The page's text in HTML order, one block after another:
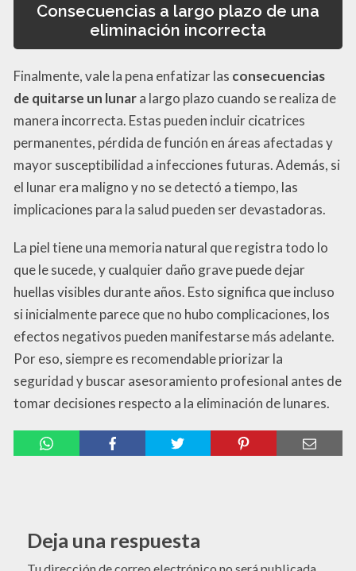
Consecuencias a largo plazo de una
eliminación incorrecta
Finalmente, vale la pena enfatizar las consecuencias
de quitarse un lunara largo plazo cuando se realiza de
manera incorrecta. Estas pueden incluir cicatrices
permanentes, pérdida de función en áreas afectadas y
mayor susceptibilidad a infecciones futuras. Además, si
el lunar era maligno y no se detectó a tiempo, las
implicaciones para la salud pueden ser devastadoras.
La piel tiene una memoria natural que registra todo lo
que le sucede, y cualquier daño grave puede dejar
huellas visibles durante años. Esto significa que incluso
si inicialmente parece que no hubo complicaciones, los
efectos negativos pueden manifestarse más adelante.
Por eso, siempre es recomendable priorizar la
seguridad y buscar asesoramiento profesional antes de
tomar decisiones respecto a la eliminación de lunares.
Deja una respuesta